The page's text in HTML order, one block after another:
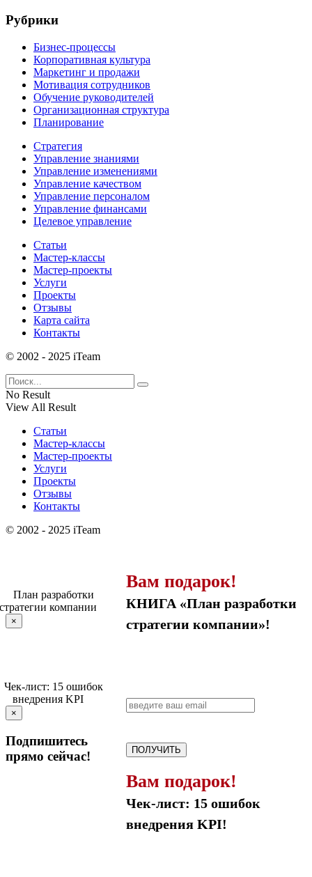
Рубрики
Бизнес-процессы
Корпоративная культура
Маркетинг и продажи
Мотивация сотрудников
Обучение руководителей
Организационная структура
Планирование
Стратегия
Управление знаниями
Управление изменениями
Управление качеством
Управление персоналом
Управление финансами
Целевое управление
Статьи
Мастер-классы
Мастер-проекты
Услуги
Проекты
Отзывы
Карта сайта
Контакты
© 2002 - 2025 iTeam
No Result
View All Result
Статьи
Мастер-классы
Мастер-проекты
Услуги
Проекты
Отзывы
Контакты
© 2002 - 2025 iTeam
Вам подарок!
КНИГА «План разработки
стратегии компании»!
ПОЛУЧИТЬ
×
Вам подарок!
Чек-лист: 15 ошибок
внедрения KPI!
×
Подпишитесь
прямо сейчас!